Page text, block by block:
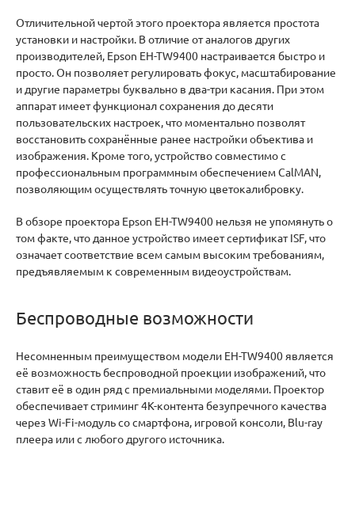
Отличительной чертой этого проектора является простота
установки и настройки. В отличие от аналогов других
производителей, Epson EH-TW9400 настраивается быстро и
просто. Он позволяет регулировать фокус, масштабирование
и другие параметры буквально в два-три касания. При этом
аппарат имеет функционал сохранения до десяти
пользовательских настроек, что моментально позволят
восстановить сохранённые ранее настройки объектива и
изображения. Кроме того, устройство совместимо с
профессиональным программным обеспечением CalMAN,
позволяющим осуществлять точную цветокалибровку.
В обзоре проектора Epson EH-TW9400 нельзя не упомянуть о
том факте, что данное устройство имеет сертификат ISF, что
означает соответствие всем самым высоким требованиям,
предъявляемым к современным видеоустройствам.
Беспроводные возможности
Несомненным преимуществом модели EH-TW9400 является
её возможность беспроводной проекции изображений, что
ставит её в один ряд с премиальными моделями. Проектор
обеспечивает стриминг 4К-контента безупречного качества
через Wi-Fi-модуль со смартфона, игровой консоли, Blu-ray
плеера или с любого другого источника.